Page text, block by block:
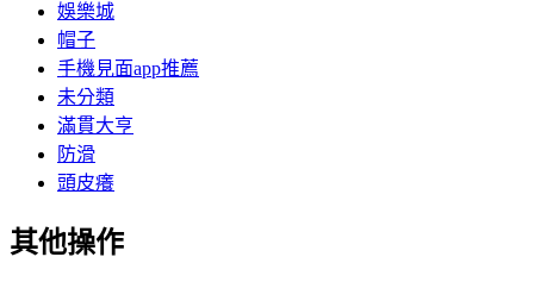
娛樂城
帽子
手機見面app推薦
未分類
滿貫大亨
防滑
頭皮癢
其他操作